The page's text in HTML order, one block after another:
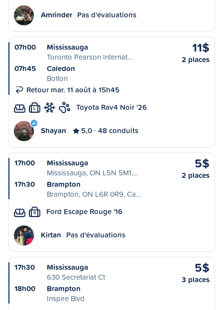
Amrinder Pas d'évaluations
07h00
Mississauga
Toronto Pearson Internat…
07h45
Caledon
Bolton
Retour mar. 11 août à 15h45
11$
2 places
L Toyota Rav4 Noir '26
Shayan 5,0 48 conduits
17h00
Mississauga
Mississauga, ON L5N 5M1,…
17h30
Brampton
Brampton, ON L6R 0R9, Ca…
5$
2 places
S Ford Escape Rouge '16
Kirtan Pas d'évaluations
17h30
Mississauga
630 Secretariat Ct
18h00
Brampton
Inspire Blvd
5$
3 places